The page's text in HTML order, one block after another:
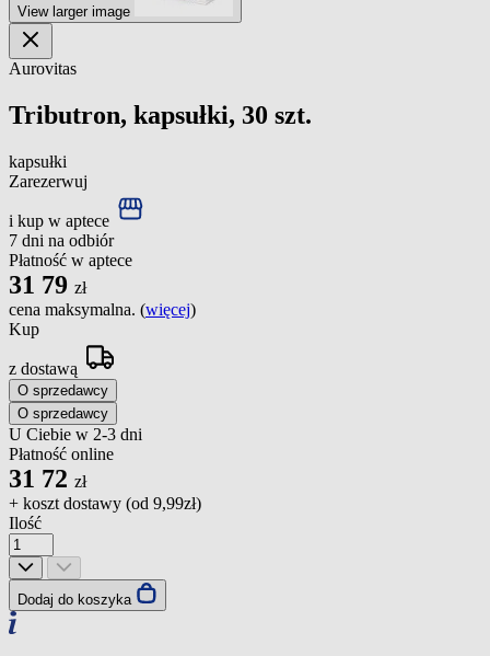
View larger image
Aurovitas
Tributron, kapsułki, 30 szt.
kapsułki
Zarezerwuj
i kup w aptece
7 dni na odbiór
Płatność w aptece
31 79 zł
cena maksymalna. (więcej)
Kup
z dostawą
O sprzedawcy
O sprzedawcy
U Ciebie w 2-3 dni
Płatność online
31 72 zł
+ koszt dostawy (od 9,99zł)
Ilość
Dodaj do koszyka